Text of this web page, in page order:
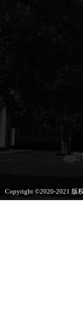
Copyright ©2020-2021 版